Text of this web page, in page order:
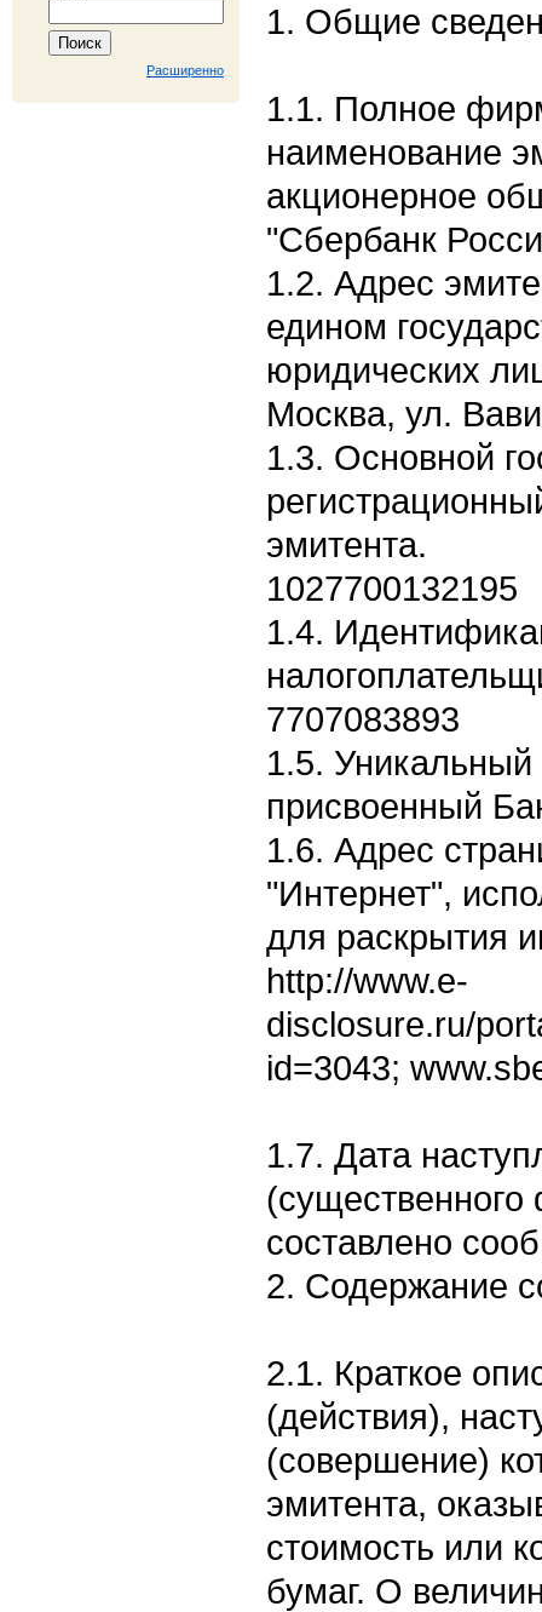
Расширенно
1. Общие
1.1. Полное
наименование
акционерное
"Сбербанк
1.2. Адрес
едином
юридических
Москва, ул.
1.3. Основной
эмитента.
1027700132195
1.4.
7707083893
1.5. Уникальный
присвоенный
1.6. Адрес
"Интернет",
для раскрытия
http://www.e-
disclosure.ru/
id=3043;
1.7. Дата
(существенного
составлено
2. Содержание
2.1. Краткое
(действия),
(совершение)
эмитента,
стоимость или
бумаг. О